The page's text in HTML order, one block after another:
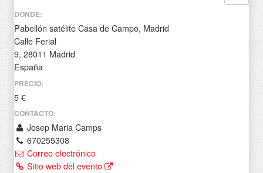
DONDE:
Pabellón satélite Casa de Campo, Madrid
Calle Ferial
9, 28011 Madrid
España
PRECIO:
5 €
CONTACTO:
Josep Maria Camps
670255308
Correo electrónico
Sitio web del evento